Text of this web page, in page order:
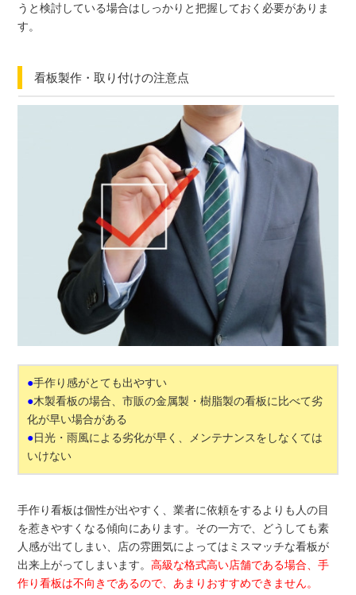
うと検討している場合はしっかりと把握しておく必要がありま
す。
看板製作・取り付けの注意点
●手作り感がとても出やすい
●木製看板の場合、市販の金属製・樹脂製の看板に比べて劣
化が早い場合がある
●日光・雨風による劣化が早く、メンテナンスをしなくては
いけない
手作り看板は個性が出やすく、業者に依頼をするよりも人の目
を惹きやすくなる傾向にあります。その一方で、どうしても素
人感が出てしまい、店の雰囲気によってはミスマッチな看板が
出来上がってしまいます。 高級な格式高い店舗である場合、手
作り看板は不向きであるので、あまりおすすめできません。